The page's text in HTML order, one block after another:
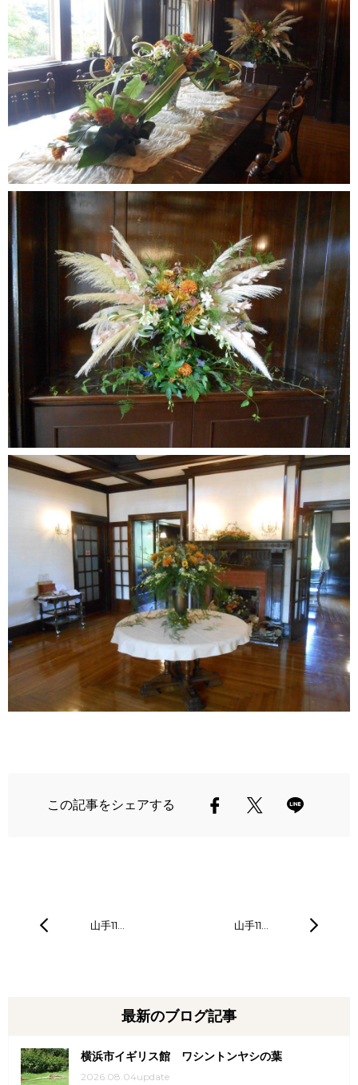
この記事をシェアする
山手11… 山手11…
最新のブログ記事
横浜市イギリス館 ワシントンヤシの葉
2026.08.04update